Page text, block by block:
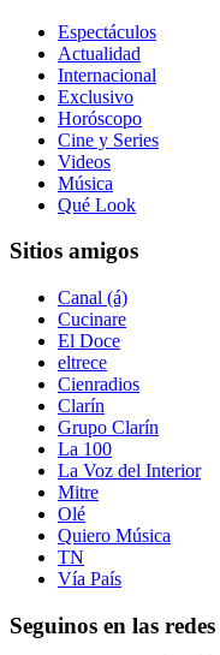
Espectáculos
Actualidad
Internacional
Exclusivo
Horóscopo
Cine y Series
Videos
Música
Qué Look
Sitios amigos
Canal (á)
Cucinare
El Doce
eltrece
Cienradios
Clarín
Grupo Clarín
La 100
La Voz del Interior
Mitre
Olé
Quiero Música
TN
Vía País
Seguinos en las redes